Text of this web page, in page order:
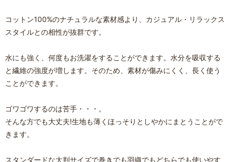
コットン100%のナチュラルな素材感より、カジュアル・リラックス
スタイルとの相性が抜群です。
水にも強く、何度もお洗濯をすることができます。水分を吸収する
と繊維の強度が増します。そのため、素材が傷みにくく、長く使う
ことができます。
ゴワゴワするのは苦手・・・。
そんな方でも大丈夫!生地も薄くほっそりとしやかにまとうことがで
きます。
スタンダードな大判サイズで巻きでも羽織でもどちらでも使いやす